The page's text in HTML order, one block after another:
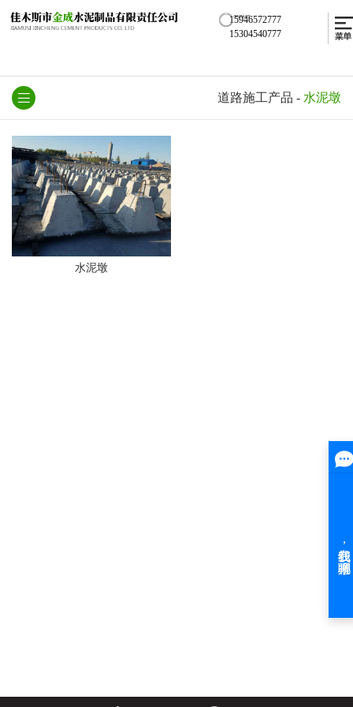
15946572777
15304540777
道路施工产品 - 水泥墩
水泥墩